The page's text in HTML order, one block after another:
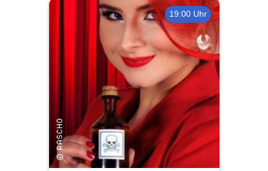
19:00 Uhr